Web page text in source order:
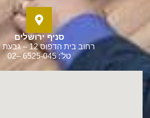
סניף ירושלים
רחוב בית הדפוס 12 – גבעת שאול
טל': 6525-045 –02